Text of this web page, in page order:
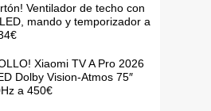
Ventilador de techo con
mando y temporizador a
Xiaomi TV A Pro 2026
Dolby Vision-Atmos 75″
a 450€